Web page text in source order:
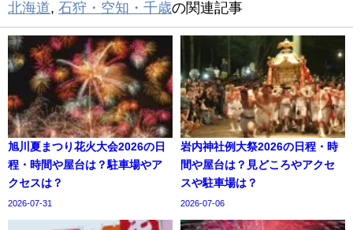
北海道, 石狩・空知・千歳の関連記事
旭川夏まつり花火大会2026の日
程・時間や屋台は？駐車場やア
クセスは？
2026-07-31
岩内神社例大祭2026の日程・時
間や屋台は？見どころやアクセ
スや駐車場は？
2026-07-06